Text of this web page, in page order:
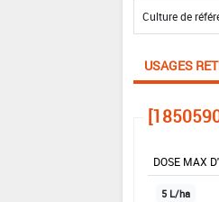
USAGES
DOSE MAX
5 L/ha